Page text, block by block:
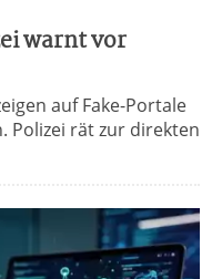
warnt vor
auf Fake-Portale
Polizei rät zur direkten